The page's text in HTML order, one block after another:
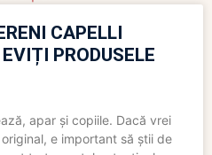
CAPELLI
PRODUSELE
apar și copiile. Dacă vrei
e important să știi de